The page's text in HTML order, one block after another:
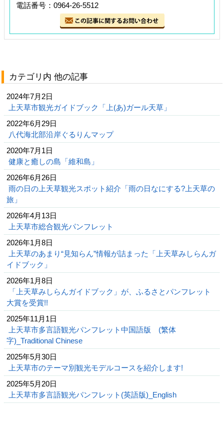
電話番号：0964-26-5512
カテゴリ内 他の記事
2024年7月2日
上天草市観光ガイドブック「上(あ)ガール天草」
2022年6月29日
八代海北部沿岸ぐるりんマップ
2020年7月1日
健康と癒しの島「維和島」
2026年6月26日
雨の日の上天草観光スポット紹介「雨の日なにする?上天草の
旅」
2026年4月13日
上天草市総合観光パンフレット
2026年1月8日
上天草のあまり“見知らん”情報が詰まった「上天草みしらんガ
イドブック」
2026年1月8日
「上天草みしらんガイドブック」が、ふるさとパンフレット
大賞を受賞!!
2025年11月1日
上天草市多言語観光パンフレット中国語版 (繁体
字)_Traditional Chinese
2025年5月30日
上天草市のテーマ別観光モデルコースを紹介します!
2025年5月20日
上天草市多言語観光パンフレット(英語版)_English